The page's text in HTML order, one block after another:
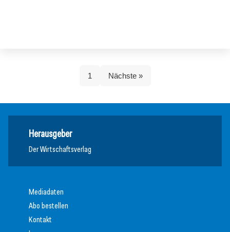
1 Nächste »
Herausgeber
Der Wirtschaftsverlag
Mediadaten
Abo bestellen
Kontakt